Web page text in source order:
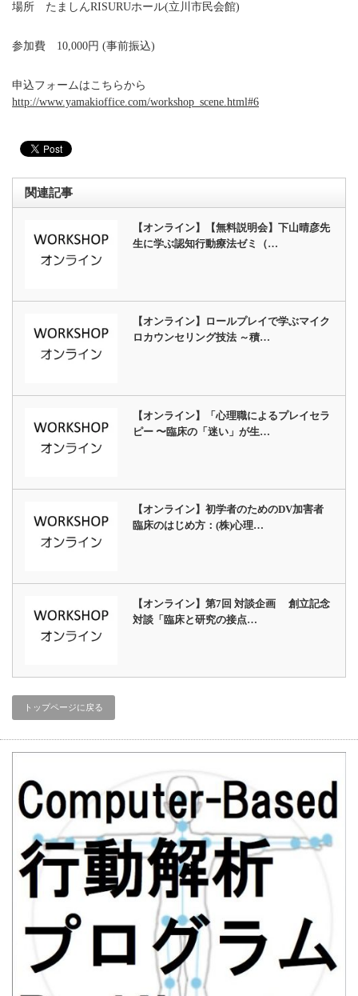
場所 たましんRISURUホール(立川市民会館)
参加費 10,000円 (事前振込)
申込フォームはこちらから
http://www.yamakioffice.com/workshop_scene.html#6
関連記事
【オンライン】【無料説明会】下山晴彦先
生に学ぶ認知行動療法ゼミ（…
【オンライン】ロールプレイで学ぶマイク
ロカウンセリング技法 ～積…
【オンライン】「心理職によるプレイセラ
ピー 〜臨床の「迷い」が生…
【オンライン】初学者のためのDV加害者
臨床のはじめ方：(株)心理…
【オンライン】第7回 対談企画 創立記念
対談「臨床と研究の接点…
トップページに戻る